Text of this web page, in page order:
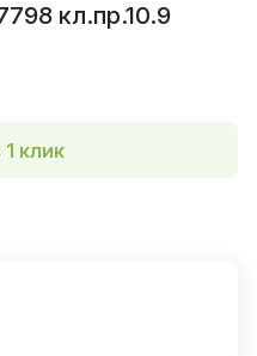
кл.пр.10.9
клик